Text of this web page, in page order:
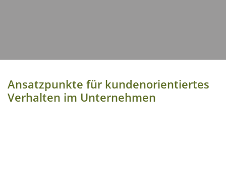
Ansatz­punk­te für kun­den­ori­en­tier­tes
Ver­hal­ten im Unternehmen